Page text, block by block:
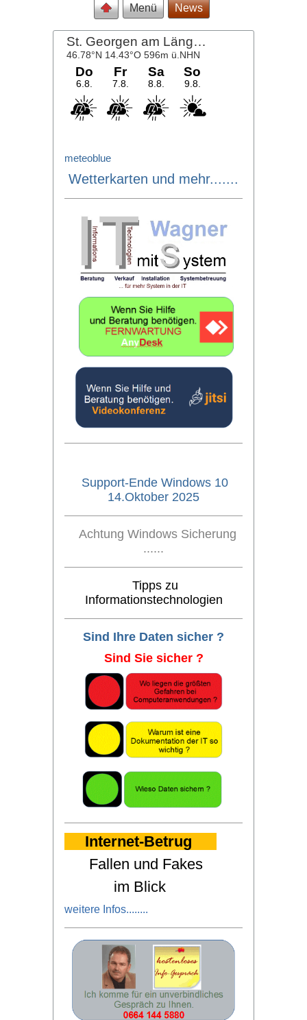
Menü News
meteoblue
Wetterkarten und mehr.......
Support-Ende Windows 10
14.Oktober 2025
Achtung Windows Sicherung
......
Tipps zu
Informationstechnologien
Sind Ihre Daten sicher ?
Sind Sie sicher ?
Internet-Betrug
Fallen und Fakes
im Blick
weitere Infos........